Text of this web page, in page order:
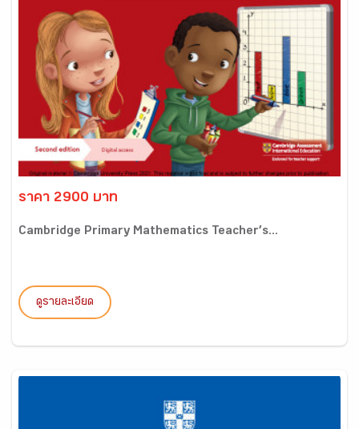
ราคา 2900 บาท
Cambridge Primary Mathematics Teacher’s...
ดูรายละเอียด